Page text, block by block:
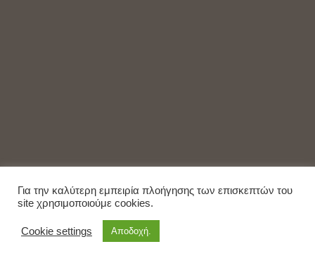
Για την καλύτερη εμπειρία πλοήγησης των επισκεπτών του
site χρησιμοποιούμε cookies.
Cookie settings Αποδοχή.